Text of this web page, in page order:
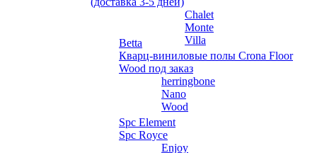
Betta
Chalet
Monte
Villa
Кварц-виниловые полы Crona Floor
Wood под заказ
herringbone
Nano
Wood
Spc Element
Spc Royce
Enjoy